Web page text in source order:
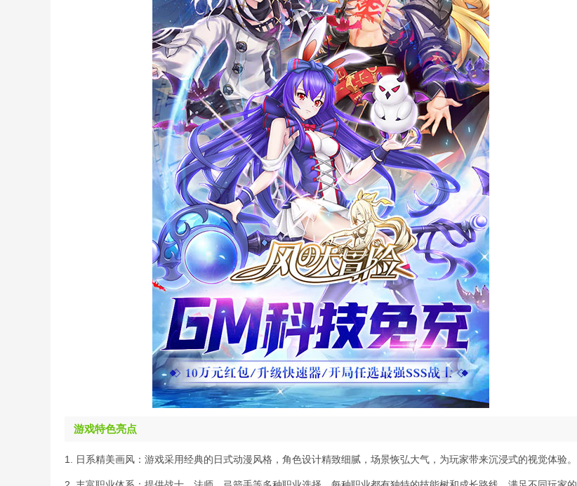
游戏特色亮点
1. 日系精美画风：游戏采用经典的日式动漫风格，角色设计精致细腻，场景恢弘大气，为玩家带来沉浸式的视觉体验。